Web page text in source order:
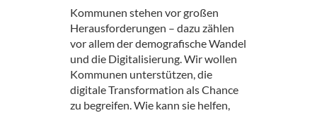
Kommunen stehen vor großen
Herausforderungen – dazu zählen
vor allem der demografische Wandel
und die Digitalisierung. Wir wollen
Kommunen unterstützen, die
digitale Transformation als Chance
zu begreifen. Wie kann sie helfen,